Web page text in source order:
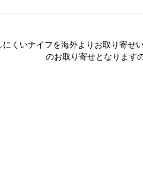
くいナイフを海外よりお取り寄せ
のお取り寄せとなります